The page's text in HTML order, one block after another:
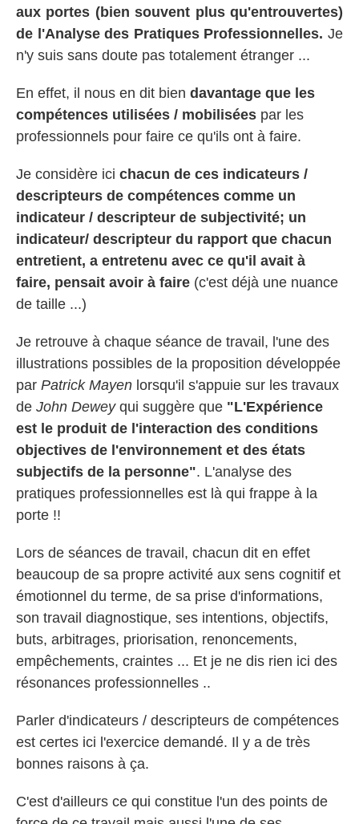
aux portes (bien souvent plus qu'entrouvertes)
de l'Analyse des Pratiques Professionnelles. Je
n'y suis sans doute pas totalement étranger ...
En effet, il nous en dit bien davantage que les
compétences utilisées / mobilisées par les
professionnels pour faire ce qu'ils ont à faire.
Je considère ici chacun de ces indicateurs /
descripteurs de compétences comme un
indicateur / descripteur de subjectivité; un
indicateur/ descripteur du rapport que chacun
entretient, a entretenu avec ce qu'il avait à
faire, pensait avoir à faire (c'est déjà une nuance
de taille ...)
Je retrouve à chaque séance de travail, l'une des
illustrations possibles de la proposition développée
par Patrick Mayen lorsqu'il s'appuie sur les travaux
de John Deweyqui suggère que "L'Expérience
est le produit de l'interaction des conditions
objectives de l'environnement et des états
subjectifs de la personne". L'analyse des
pratiques professionnelles est là qui frappe à la
porte !!
Lors de séances de travail, chacun dit en effet
beaucoup de sa propre activité aux sens cognitif et
émotionnel du terme, de sa prise d'informations,
son travail diagnostique, ses intentions, objectifs,
buts, arbitrages, priorisation, renoncements,
empêchements, craintes ... Et je ne dis rien ici des
résonances professionnelles ..
Parler d'indicateurs / descripteurs de compétences
est certes ici l'exercice demandé. Il y a de très
bonnes raisons à ça.
C'est d'ailleurs ce qui constitue l'un des points de